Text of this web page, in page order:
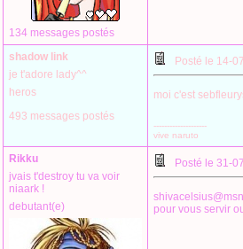
134 messages postés
shadow link
je t'adore lady^^
heros
493 messages postés
Posté le 14-
moi c'est
--------------------
vive naruto
Rikku
jvais t'destroy tu va voir
niaark !
debutant(e)
Posté le 31-
pour vous servir